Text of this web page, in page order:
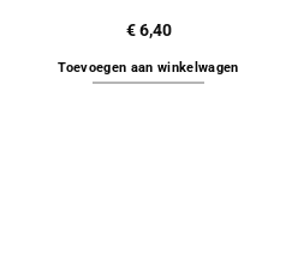
€6,40
Toevoegen aan winkelwagen